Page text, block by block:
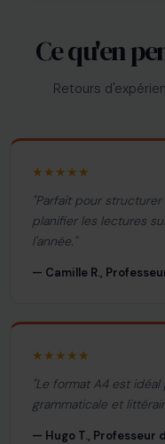
Ce qu'en
Retours
★★★★★
"Parfait pour
planifier les lectures
l'année."
— Camille R.,
★★★★★
"Le format A4 est
grammaticale et
— Hugo T., Professeur